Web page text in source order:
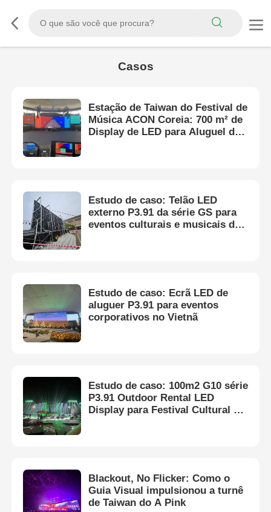
Casos
Estação de Taiwan do Festival de
Música ACON Coreia: 700 m² de
Display de LED para Aluguel da
Estudo de caso: Telão LED
externo P3.91 da série GS para
eventos culturais e musicais de
Estudo de caso: Ecrã LED de
aluguer P3.91 para eventos
corporativos no Vietnã
Estudo de caso: 100m2 G10 série
P3.91 Outdoor Rental LED
Display para Festival Cultural no
Blackout, No Flicker: Como o
Guia Visual impulsionou a turnê
de Taiwan do A Pink